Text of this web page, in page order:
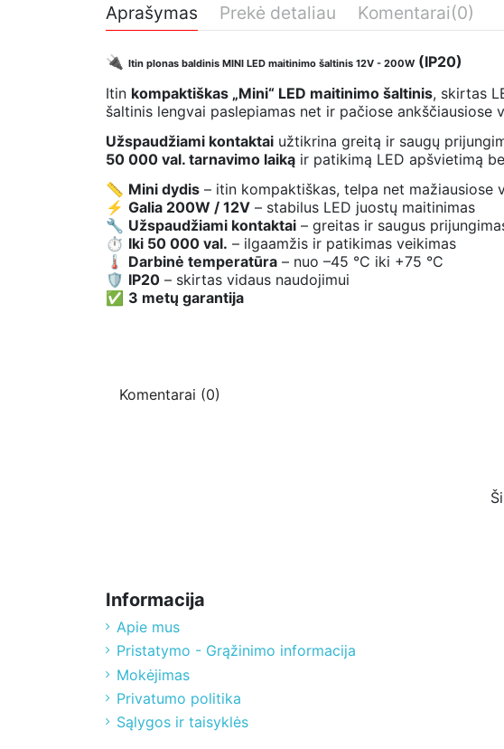
Aprašymas Prekė detaliau Komentarai(0)
🔌 Itin plonas baldinis MINI LED maitinimo šaltinis 12V - 200W (IP20)
Itin kompaktiškas „Mini“ LED maitinimo šaltinis, skirtas
šaltinis lengvai paslepiamas net ir pačiose ankščiausiose
Užspaudžiami kontaktai užtikrina greitą ir saugų
50 000 val. tarnavimo laiką ir patikimą LED apšvietimą
📏 Mini dydis – itin kompaktiškas, telpa net mažiausiose
⚡ Galia 200W / 12V – stabilus LED juostų maitinimas
🔧 Užspaudžiami kontaktai – greitas ir saugus
⏱ Iki 50 000 val. – ilgaamžis ir patikimas veikimas
🌡 Darbinė temperatūra – nuo –45 °C iki +75 °C
🛡 IP20 – skirtas vidaus naudojimui
✅ 3 metų garantija
Komentarai (0)
Informacija
Apie mus
Pristatymo - Grąžinimo informacija
Mokėjimas
Privatumo politika
Sąlygos ir taisyklės